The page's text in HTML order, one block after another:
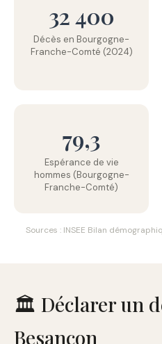
32 400
Décès en Bourgogne-
Franche-Comté (2024)
79,3
Espérance de vie
hommes (Bourgogne-
Franche-Comté)
Sources : INSEE Bilan
🏛️ Déclarer un
Besançon